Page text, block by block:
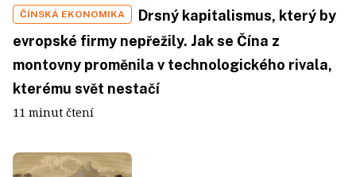
ČÍNSKÁ EKONOMIKA
Drsný kapitalismus, který by
evropské firmy nepřežily. Jak se Čína z
montovny proměnila v technologického rivala,
kterému svět nestačí
11 minut čtení